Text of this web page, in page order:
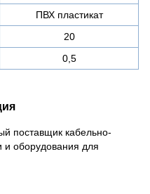
ПВХ пластикат
20
0,5
поставщик кабельно-
и оборудования для